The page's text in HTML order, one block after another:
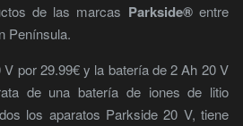
de las marcas Parkside®entre
Península.
por 29.99€ y la batería de 2Ah 20 V
de una batería de iones de litio
los aparatos Parkside 20 V, tiene